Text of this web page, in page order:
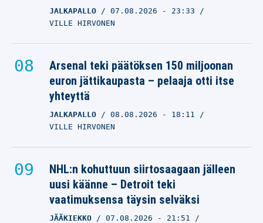
JALKAPALLO 07.08.2026 - 23:33
VILLE HIRVONEN
Arsenal teki päätöksen 150 miljoonan
euron jättikaupasta – pelaaja otti itse
yhteyttä
JALKAPALLO 08.08.2026 - 18:11
VILLE HIRVONEN
NHL:n kohuttuun siirtosaagaan jälleen
uusi käänne – Detroit teki
vaatimuksensa täysin selväksi
JÄÄKIEKKO 07.08.2026 - 21:51